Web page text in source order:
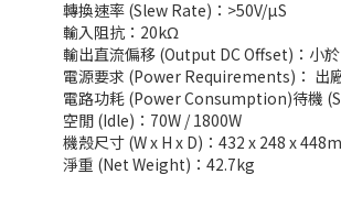
轉換速率 (Slew Rate)：>50V/µS
輸入阻抗：20kΩ
輸出直流偏移 (Output DC Offset)：小
電源要求 (Power Requirements)： 出
電路功耗 (Power Consumption)待機
空閒 (Idle)：70W / 1800W
機殼尺寸 (W x H x D)：432 x 248 x
淨重 (Net Weight)：42.7kg